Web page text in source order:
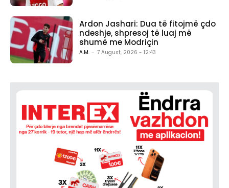
Ardon Jashari: Dua të fitojmë çdo
ndeshje, shpresoj të luaj më
shumë me Modriçin
A.M. - 7 August, 2026 - 12:43